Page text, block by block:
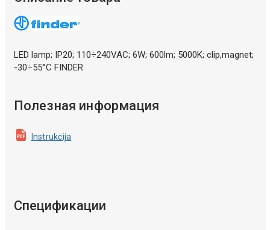
LED lamp; IP20; 110÷240VAC; 6W; 600lm; 5000K; clip,magnet;
-30÷55°C FINDER
Полезная информация
Instrukcija
Спецификации